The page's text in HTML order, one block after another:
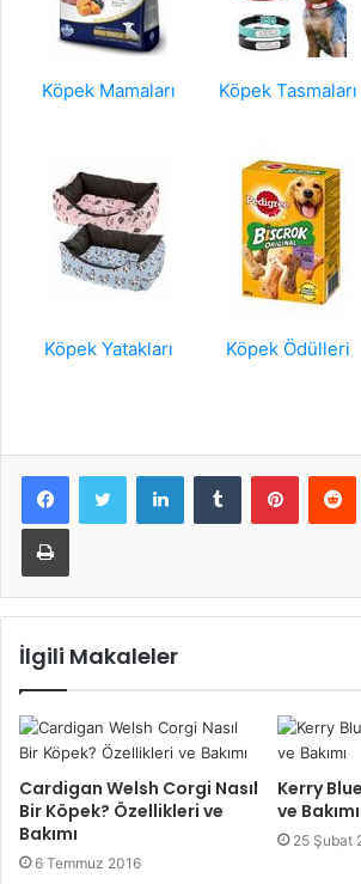
Köpek Mamaları Köpek Tasmaları
Köpek Yatakları Köpek Ödülleri
LinkedInTumblr Pinterest
Yazdır
İlgili Makaleler
Cardigan Welsh Corgi Nasıl
Bir Köpek? Özellikleri ve
Bakımı
6 Temmuz 2016
Kerry
ve Bakımı
25 Şubat